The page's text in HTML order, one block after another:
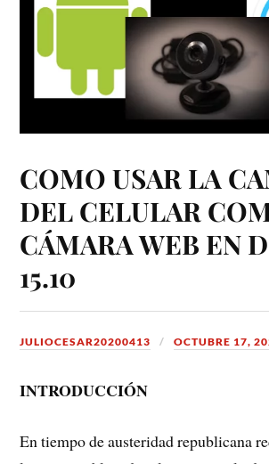
COMO USAR LA
DEL CELULAR
CÁMARA WEB EN
15.10
JULIOCESAR20200413 OCTUBRE 17,
INTRODUCCIÓN
En tiempo de austeridad republicana